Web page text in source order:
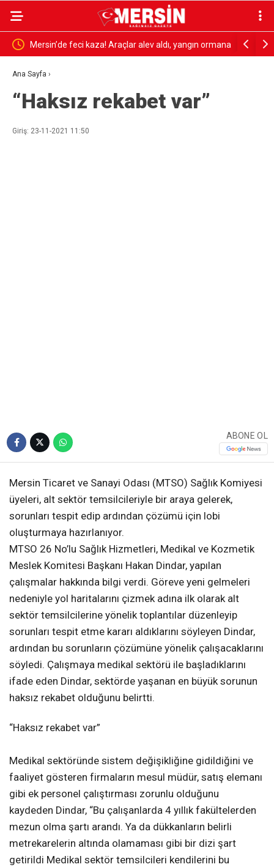
Mersin’de feci kaza! Araçlar alev aldı, yangın ormana
sıçradı: 1 ölü, 2 yaralı
Ana Sayfa ›
“Haksız rekabet var”
Giriş: 23-11-2021 11:50
ABONE OL
Mersin Ticaret ve Sanayi Odası (MTSO) Sağlık Komiyesi
üyeleri, alt sektör temsilcileriyle bir araya gelerek,
sorunları tespit edip ardından çözümü için lobi
oluşturmaya hazırlanıyor.
MTSO 26 No’lu Sağlık Hizmetleri, Medikal ve Kozmetik
Meslek Komitesi Başkanı Hakan Dindar, yapılan
çalışmalar hakkında bilgi verdi. Göreve yeni gelmeleri
nedeniyle yol haritalarını çizmek adına ilk olarak alt
sektör temsilcilerine yönelik toplantılar düzenleyip
sorunları tespit etme kararı aldıklarını söyleyen Dindar,
ardından bu sorunların çözümüne yönelik çalışacaklarını
söyledi. Çalışmaya medikal sektörü ile başladıklarını
ifade eden Dindar, sektörde yaşanan en büyük sorunun
haksız rekabet olduğunu belirtti.
“Haksız rekabet var”
Medikal sektöründe sistem değişikliğine gidildiğini ve
faaliyet gösteren firmaların mesul müdür, satış elemanı
gibi ek personel çalıştırması zorunlu olduğunu
kaydeden Dindar, “Bu çalışanlarda 4 yıllık fakültelerden
mezun olma şartı arandı. Ya da dükkanların belirli
metrekarelerin altında olamaması gibi bir dizi şart
getirildi Medikal sektör temsilcileri kendilerini bu